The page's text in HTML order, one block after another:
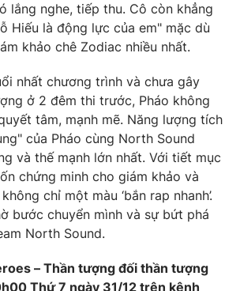
mọi hình thức nếu không có sự chấp
Ghi rõ nguồn VTV.vn khi phát hành lại
lắng nghe, tiếp thu. Cô còn khẳng
Hiếu là động lực của em" mặc dù
khảo chê Zodiac nhiều nhất.
nhất chương trình và chưa gây
ở 2 đêm thi trước, Pháo không
tâm, mạnh mẽ. Năng lượng tích
của Pháo cùng North Sound
và thế mạnh lớn nhất. Với tiết mục
chứng minh cho giám khảo và
chỉ một màu ‘bắn rap nhanh’.
bước chuyển mình và sự bứt phá
North Sound.
– Thần tượng đối thần tượng
Thứ 7 ngày 31/12 trên kênh